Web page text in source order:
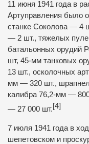
11 июня 1941 года в
Артуправления было
станке Соколова — 4
— 2 шт., тяжелых
батальонных орудий
шт, 45-мм танковых
13 шт., осколочных
мм — 320 шт.,
калибра 76,2-мм —
— 27 000 шт.[4]
7 июля 1941 года в
шепетовском и